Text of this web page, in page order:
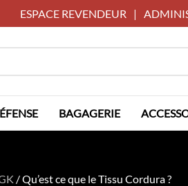
ESPACE REVENDEUR |
BAGAGERIE
/Qu’est ce que le Tissu Cordura ?